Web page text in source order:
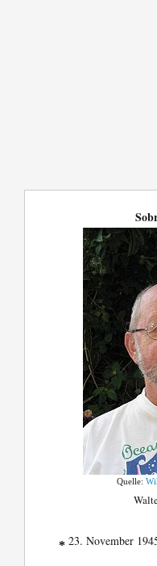
Quelle:
* 23. November